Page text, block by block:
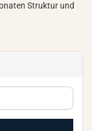
Struktur und